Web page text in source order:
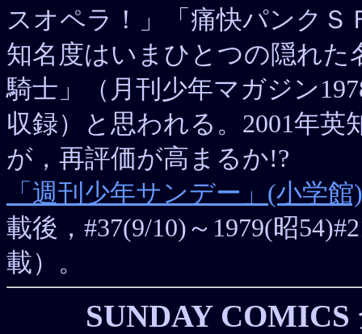
スオペラ！」「痛快パンク
知名度はいまひとつの隠れ
騎士」（月刊少年マガジン
収録）と思われる。2001年
が，再評価が高まるか!?
「週刊少年サンデー」(小学館)
載後，#37(9/10)～1979(昭
載）。
SUNDAY COMICS